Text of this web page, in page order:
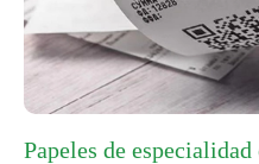
Papeles de